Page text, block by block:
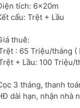
tích: 6x20m
cấu: Trệt + Lầu
thuê:
: 65 Triệu/tháng (
+ Lầu: 100 Triệu/
3 tháng, thanh
dài hạn, nhận nhà